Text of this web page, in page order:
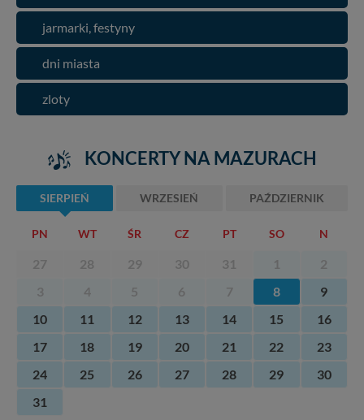
jarmarki, festyny
dni miasta
zloty
KONCERTY NA MAZURACH
SIERPIEŃ WRZESIEŃ PAŹDZIERNIK
PN WT ŚR CZ PT SO N
27 28 29 30 31 1
2
3
4 5 6 7 8
9
10
11 12 13 14 15
16
17
18 19 20 21 22
23
24
25 26 27 28 29
30
31